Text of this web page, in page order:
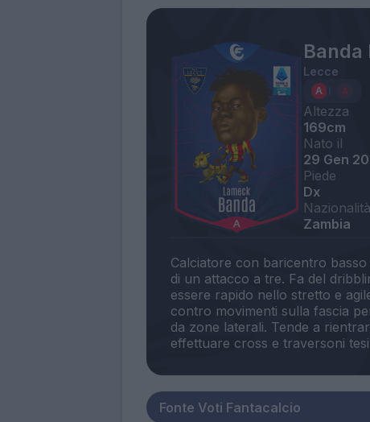
Banda
Lecce
Altezza
169cm
Nato il
29 Gen
Piede
Dx
Nazionalità
Zambia
Calciatore con baricentro
di un attacco a tre. Fa del
essere rapido nello stretto e
contro movimenti sulla fascia
da zone laterali. Tende a